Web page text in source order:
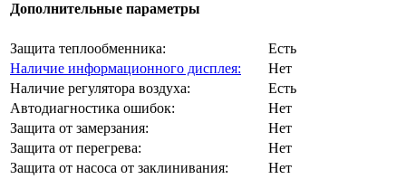
Дополнительные параметры
Защита теплообменника:
Есть
Наличие информационного дисплея:
Нет
Наличие регулятора воздуха:
Есть
Автодиагностика ошибок:
Нет
Защита от замерзания:
Нет
Защита от перегрева:
Нет
Защита от насоса от заклинивания:
Нет